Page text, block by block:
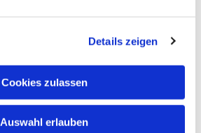
Details zeigen
Cookies zulassen
Auswahl erlauben